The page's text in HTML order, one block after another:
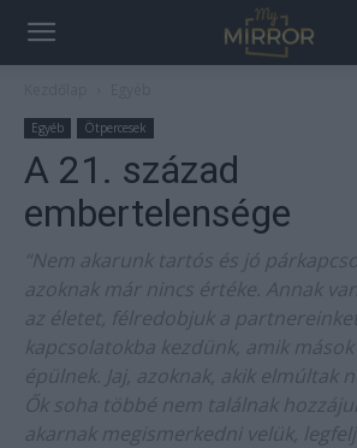
Egyéb Ötpercesek
A 21. század
embertelensége
“Nem akarunk tartós és jó
azoknak már nincs értéke. Annak
az életet, félredobjuk a
kapcsolatokba kezdünk, amik
épülnek. Jaj, azoknak, akik elmúltak
Ők soha többé nem találnak
akarnak megismerkedni velük,